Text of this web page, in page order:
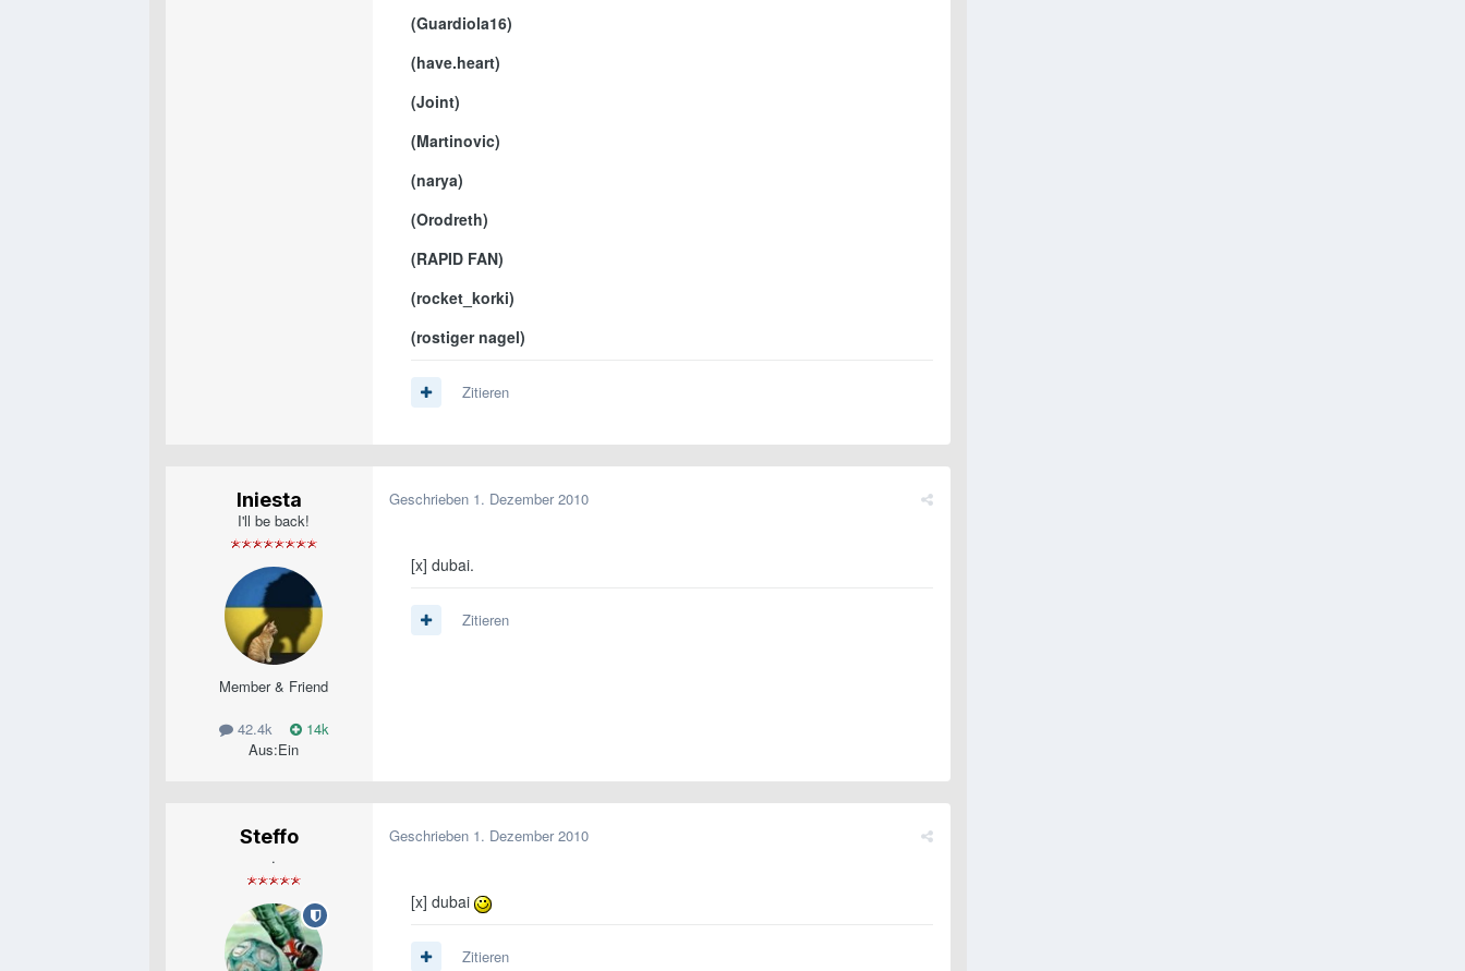
(Guardiola16)
(have.heart)
(Joint)
(Martinovic)
(narya)
(Orodreth)
(RAPID FAN)
(rocket_korki)
(rostiger nagel)
Zitieren
Iniesta
I'll be back!
Member & Friend
42.4k
14k
Aus:Ein
Geschrieben 1. Dezember 2010
[x] dubai.
Zitieren
Steffo
.
Geschrieben 1. Dezember 2010
[x] dubai
Zitieren